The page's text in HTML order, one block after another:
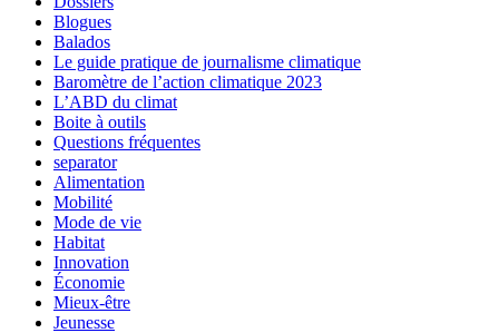
Blogues
Balados
Le guide pratique de journalisme climatique
Baromètre de l’action climatique 2023
L’ABD du climat
Boite à outils
Questions fréquentes
separator
Alimentation
Mobilité
Mode de vie
Habitat
Innovation
Économie
Mieux-être
Jeunesse